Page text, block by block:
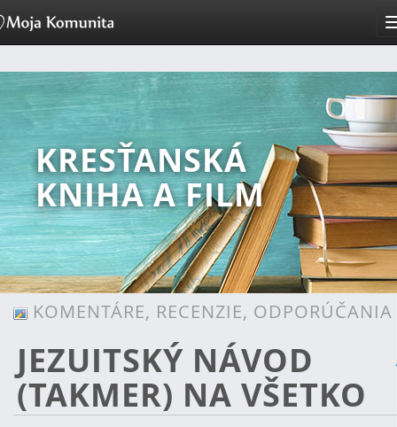
KRESŤANSKÁ
KNIHA A FILM
KOMENTÁRE, RECENZIE, ODPORÚČANIA
JEZUITSKÝ NÁVOD
(TAKMER) NA VŠETKO